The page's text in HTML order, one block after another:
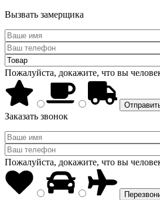
Вызвать замерщика
Пожалуйста, докажите, что вы
Заказать звонок
Пожалуйста, докажите, что вы